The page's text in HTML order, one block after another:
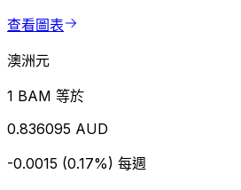
查看圖表
澳洲元
1 BAM 等於
0.836095 AUD
-0.0015 (0.17%) 每週